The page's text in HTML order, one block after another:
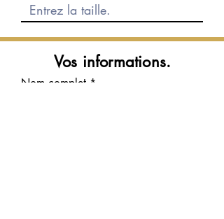
Vos informations.
Nom complet